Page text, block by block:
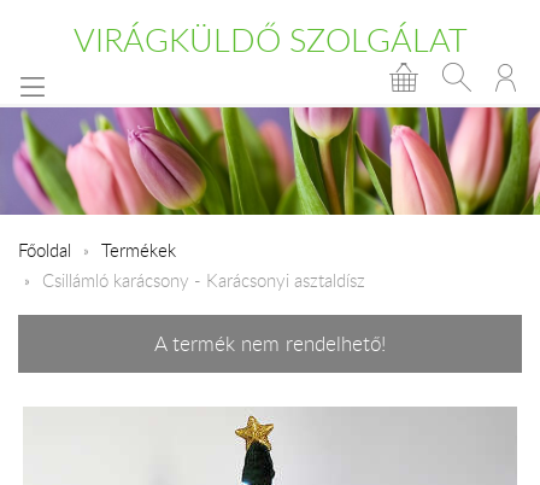
VIRÁGKÜLDŐ SZOLGÁLAT
Főoldal
Termékek
Csillámló karácsony - Karácsonyi asztaldísz
A termék nem rendelhető!